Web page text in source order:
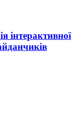
інтерактивної